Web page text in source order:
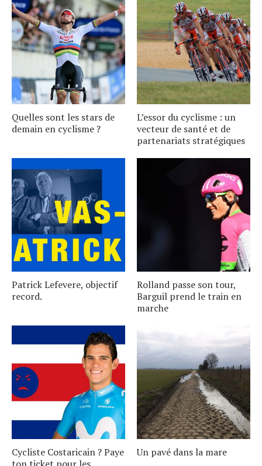
Quelles sont les stars de
demain en cyclisme ?
L’essor du cyclisme : un
vecteur de santé et de
partenariats stratégiques
Patrick Lefevere, objectif
record.
Rolland passe son tour,
Barguil prend le train en
marche
Cycliste Costaricain ? Paye
Un pavé dans la mare